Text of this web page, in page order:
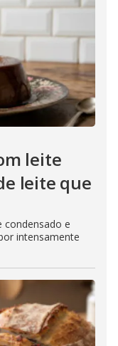
leite
leite que
condensado e
intensamente